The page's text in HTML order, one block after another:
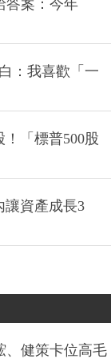
答案：今年
：我喜歡「一
「標普500股
讓資產成長3
、健策卡位高毛